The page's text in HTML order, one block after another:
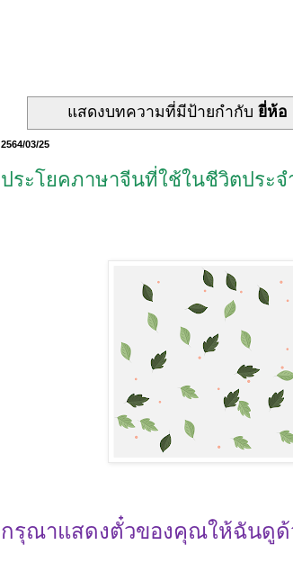
แสดงบทความที่มีป้ายกำกับ ยี่ห้อ
2564/03/25
ประโยคภาษาจีนที่ใช้ในชีวิตประจ
กรุณาแสดงตั๋วของคุณให้ฉันดูด้